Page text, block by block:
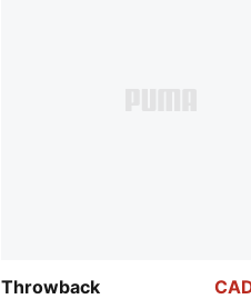
Throwback